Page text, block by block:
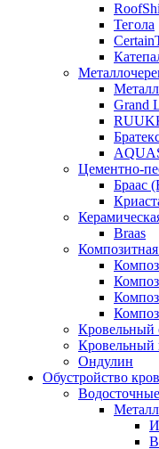
Тегола
Grand
Цементно-
Браас
Braas
Кровельный
Кровельный
Ондулин
Обустройство